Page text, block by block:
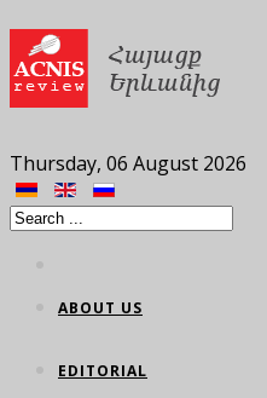
Thursday, 06 August 2026
ABOUT US
EDITORIAL